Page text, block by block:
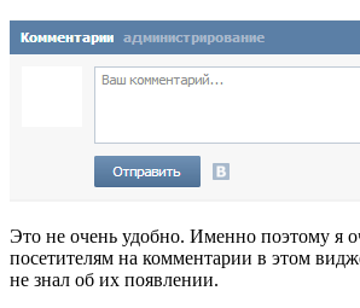
Это не очень удобно. Именно поэтому я
посетителям на комментарии в этом
не знал об их появлении.